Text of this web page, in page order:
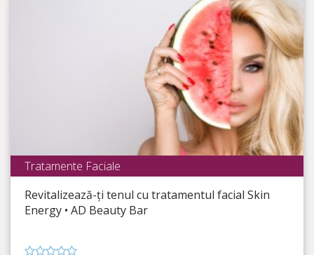
Timp Rămas
4:13:33
Tratamente Faciale
Revitalizează-ți tenul cu tratamentul facial Skin
Energy • AD Beauty Bar